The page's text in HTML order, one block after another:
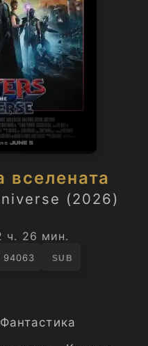
вселената
(2026)
ч. 26 мин.
94063 SUB
Фантастика